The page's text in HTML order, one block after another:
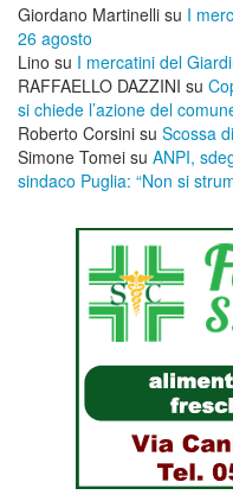
Giordano Martinelli su I
26 agosto
Lino su I mercatini del
RAFFAELLO DAZZINI su
si chiede l’azione del
Roberto Corsini su Scossa
Simone Tomei su ANPI,
sindaco Puglia: “Non si